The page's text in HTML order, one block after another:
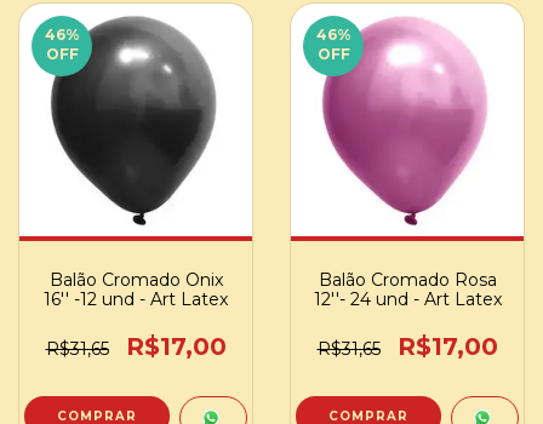
46%
OFF
Balão Cromado Onix
16'' -12 und - Art Latex
R$31,65 R$17,00
46%
OFF
Balão Cromado Rosa
12''- 24 und - Art Latex
R$31,65 R$17,00